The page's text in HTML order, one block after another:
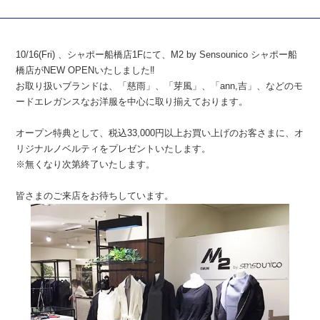
10/16(Fri) 、シャポー船橋店1Fにて、M2 by Sensounico シャポー船
橋店がNEW OPENいたしました‼︎
お取り扱いブランドは、「慈雨」、「芽風」、「ann,吉」、などのモ
ードエレガンスなお洋服を中心に取り揃えております。
オープン特典として、税込33,000円以上お買い上げのお客さまに、オ
リジナルノベルティをプレゼントいたします。
※無くなり次第終了いたします。
皆さまのご来店をお待ちしています。